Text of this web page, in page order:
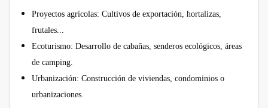
Proyectos agrícolas: Cultivos de exportación, hortalizas,
frutales...
Ecoturismo: Desarrollo de cabañas, senderos ecológicos, áreas
de camping.
Urbanización: Construcción de viviendas, condominios o
urbanizaciones.